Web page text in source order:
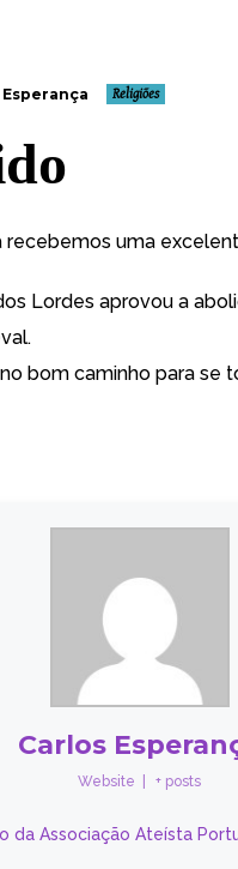
Religiões
recebemos uma
Lordes aprovou a
bom caminho para se
Carlos
Website + posts
da Associação Ateísta